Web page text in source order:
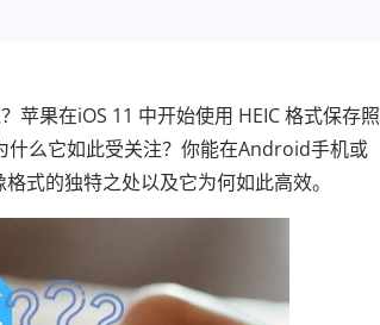
苹果在iOS 11 中开始使用 HEIC 格式保存
什么它如此受关注？你能在Android手机或
式的独特之处以及它为何如此高效。